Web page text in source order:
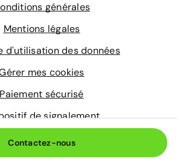
Contactez-nous
générales
Mentions légales
d'utilisation des données
mes cookies
Paiement sécurisé
de signalement
Aramisauto.com